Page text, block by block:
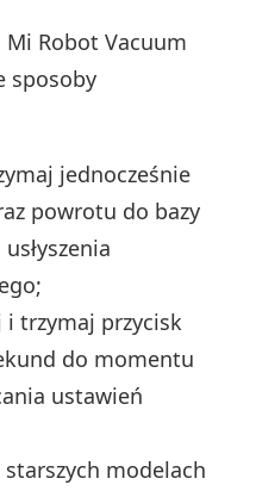
Robot Vacuum
sposoby
jednocześnie
powrotu do bazy
i trzymaj przycisk
do momentu
ustawień
starszych modelach